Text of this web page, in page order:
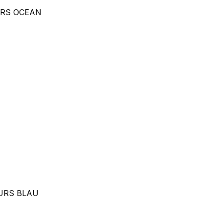
OCEAN
BLAU